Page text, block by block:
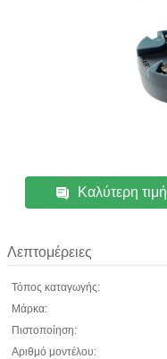
Καλύτερη τιμή
Λεπτομέρειες
Τόπος καταγωγής:
Μάρκα:
Πιστοποίηση:
Αριθμό μοντέλου: